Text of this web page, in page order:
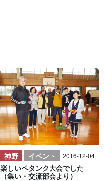
神野 イベント 2016-12-04
楽しいペタンク大会でした
（集い・交流部会より）